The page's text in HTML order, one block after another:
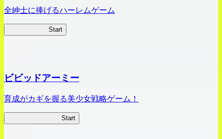
全紳士に捧げるハーレムゲーム
Start
ビビッドアーミー
育成がカギを握る美少女戦略ゲーム！
Start